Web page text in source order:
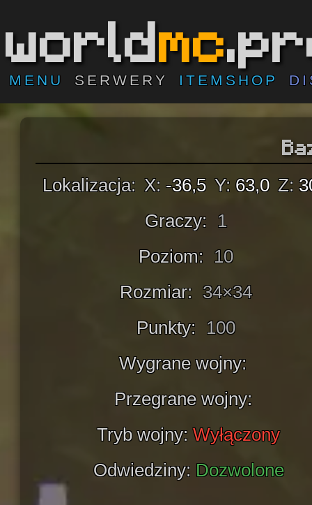
worldmc
MENU SERWERY ITEMSHOP
Lokalizacja: X: -36,5 Y: 63,0 Z:
Graczy: 1
Poziom: 10
Rozmiar: 34×34
Punkty: 100
Wygrane wojny:
Przegrane wojny:
Tryb wojny: Wyłączony
Odwiedziny: Dozwolone